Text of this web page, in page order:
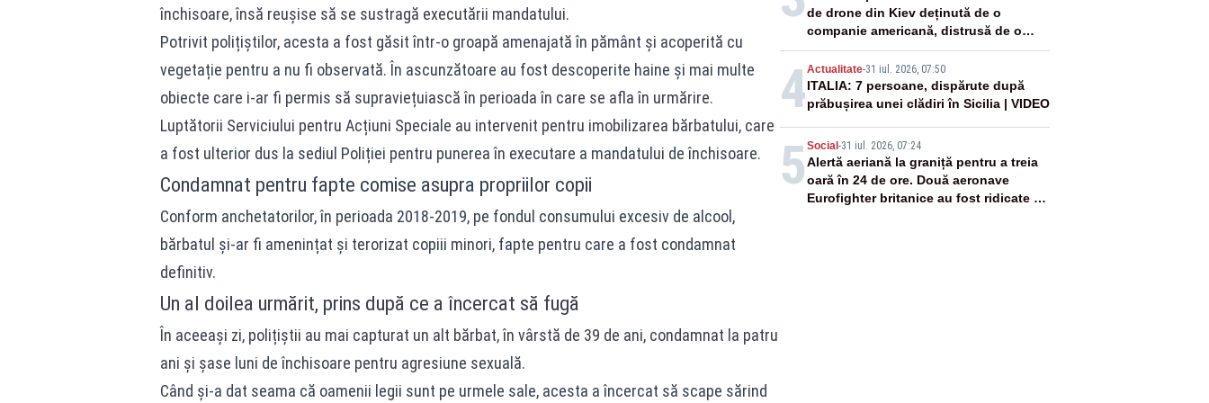
închisoare, însă reușise să se sustragă executării mandatului.
Potrivit polițiștilor, acesta a fost găsit într-o groapă amenajată în pământ și acoperită cu
vegetație pentru a nu fi observată. În ascunzătoare au fost descoperite haine și mai multe
obiecte care i-ar fi permis să supraviețuiască în perioada în care se afla în urmărire.
Luptătorii Serviciului pentru Acțiuni Speciale au intervenit pentru imobilizarea bărbatului, care
a fost ulterior dus la sediul Poliției pentru punerea în executare a mandatului de închisoare.
Condamnat pentru fapte comise asupra propriilor copii
Conform anchetatorilor, în perioada 2018-2019, pe fondul consumului excesiv de alcool,
bărbatul și-ar fi amenințat și terorizat copiii minori, fapte pentru care a fost condamnat
definitiv.
Un al doilea urmărit, prins după ce a încercat să fugă
În aceeași zi, polițiștii au mai capturat un alt bărbat, în vârstă de 39 de ani, condamnat la patru
ani și șase luni de închisoare pentru agresiune sexuală.
Când și-a dat seama că oamenii legii sunt pe urmele sale, acesta a încercat să scape sărind
de drone din Kiev deținută de o
companie americană, distrusă de o
rachetă rusească
4Actualitate-31 iul. 2026, 07:50
ITALIA: 7 persoane, dispărute după
prăbușirea unei clădiri în Sicilia | VIDEO
5 Social -31 iul. 2026, 07:24
Alertă aeriană la graniță pentru a treia
oară în 24 de ore. Două aeronave
Eurofighter britanice au fost ridicate de